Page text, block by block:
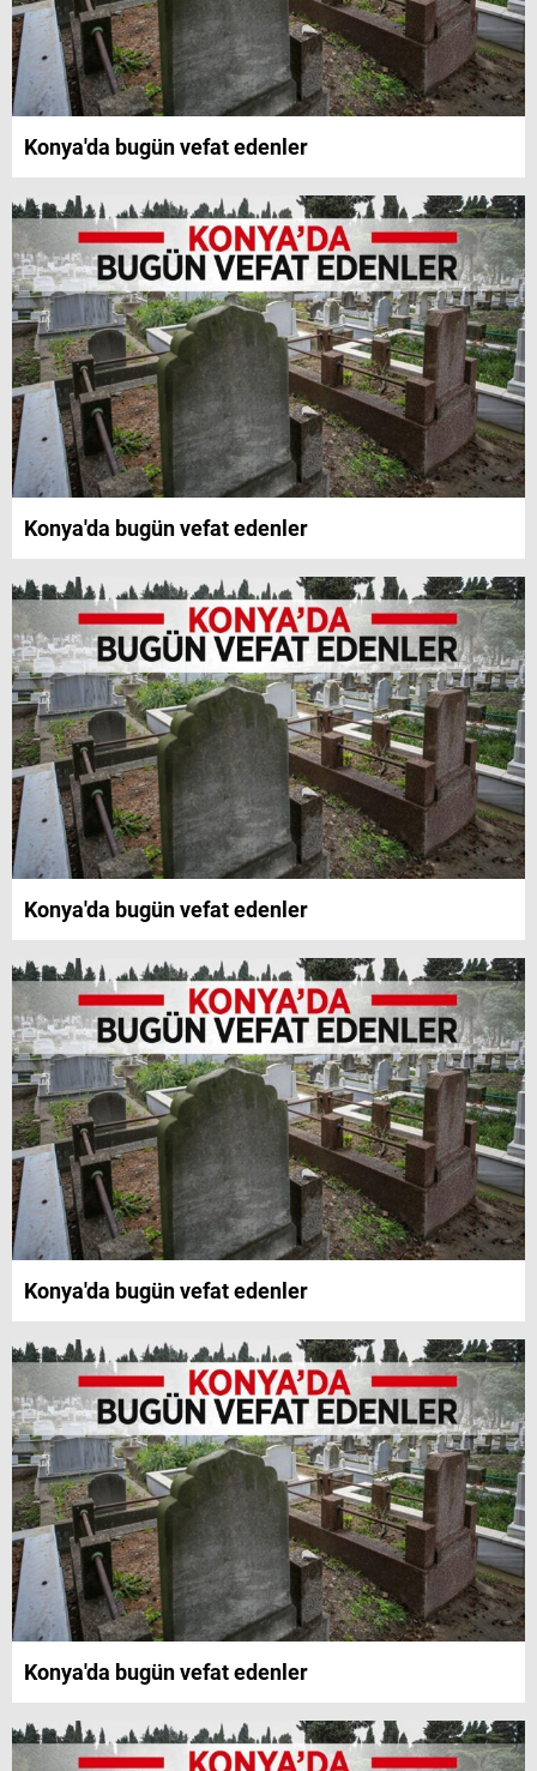
Konya'da bugün vefat edenler
Konya'da bugün vefat edenler
Konya'da bugün vefat edenler
Konya'da bugün vefat edenler
Konya'da bugün vefat edenler